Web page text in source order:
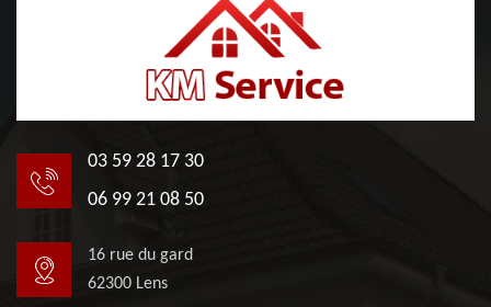
03 59 28 17 30
06 99 21 08 50
16 rue du gard
62300 Lens